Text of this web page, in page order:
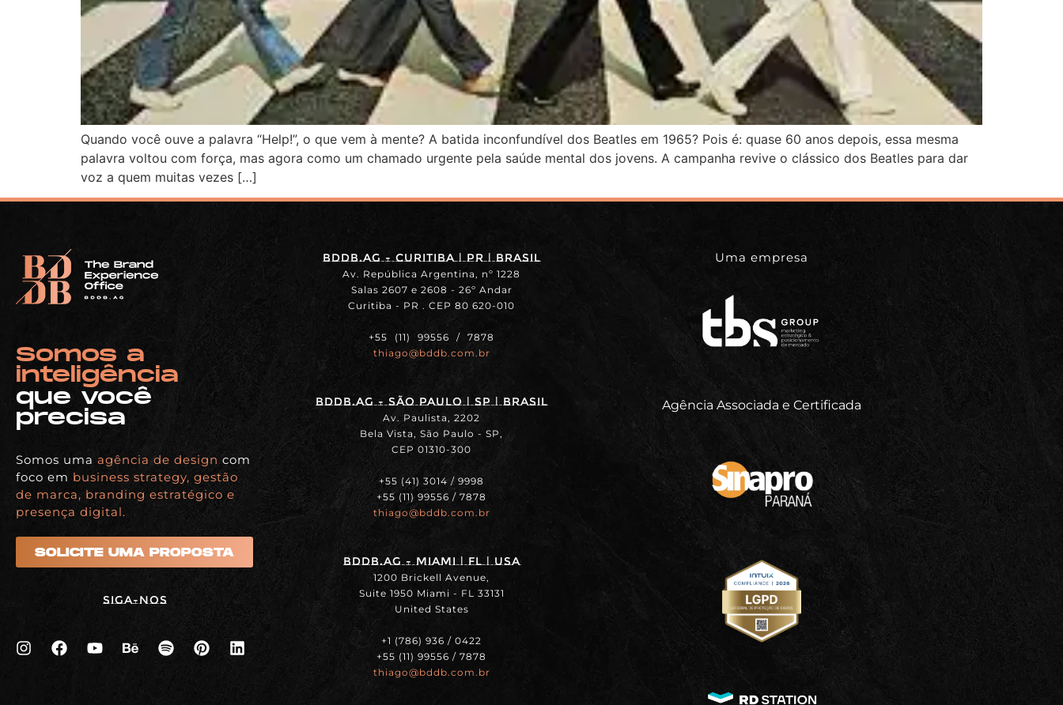
Quando você ouve a palavra “Help!”, o que vem à mente? A batida inconfundível dos Beatles em 1965? Pois é: quase 60 anos depois, essa mesma
palavra voltou com força, mas agora como um chamado urgente pela saúde mental dos jovens. A campanha revive o clássico dos Beatles para dar
voz a quem muitas vezes […]
Somos a
inteligência
que você
precisa
Somos uma agência de design com
foco em business strategy, gestão
de marca, branding estratégico e
presença digital.
SOLICITE UMA PROPOSTA
Siga-nos
BDDB.ag - Curitiba | PR | BRASIL
Av. República Argentina, nº 1228
Salas 2607 e 2608 - 26º Andar
Curitiba - PR . CEP 80 620-010
+55 (11) 99556 / 7878
thiago@bddb.com.br
BDDB.ag - SÃO PAULO | SP | BRASIL
Av. Paulista, 2202
Bela Vista, São Paulo - SP,
CEP 01310-300
+55 (41) 3014 / 9998
+55 (11) 99556 / 7878
thiago@bddb.com.br
BDDB.ag - MIAMI | FL | USA
1200 Brickell Avenue,
Suite 1950 Miami - FL 33131
United States
+1 (786) 936 / 0422
+55 (11) 99556 / 7878
thiago@bddb.com.br
Uma empresa
Agência Associada e Certificada